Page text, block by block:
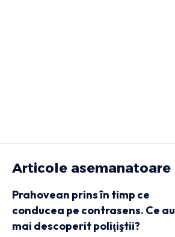
Articole asemanatoare
Prahovean prins în timp ce
conducea pe contrasens. Ce au
mai descoperit poliţiştii?